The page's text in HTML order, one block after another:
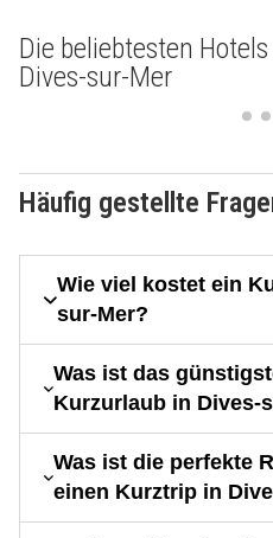
Die beliebtesten
Dives-sur-Mer
Häufig gestellte
Wie viel kostet ein
sur-Mer?
Was ist das
Kurzurlaub in Dives-
Was ist die perfekte
einen Kurztrip in